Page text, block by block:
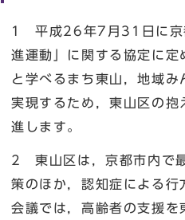
1 平成26年7月31日に京
進運動」に関する協定に
と学べるまち東山，地域
実現するため，東山区の
進します。
2 東山区は，京都市内で
策のほか，認知症による行
会議では，高齢者の支援